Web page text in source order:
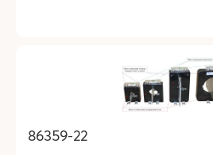
86359-22